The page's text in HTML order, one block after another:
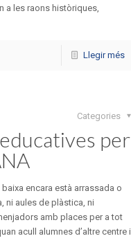
a les raons històriques,
Llegir més
Categories
per
encara està arrassada o
ni aules de plàstica, ni
amb places per a tot
acull alumnes d’altre centre i